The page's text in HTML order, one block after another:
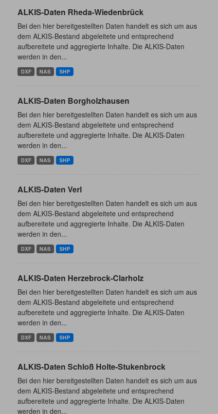
ALKIS-Daten Rheda-Wiedenbrück
Bei den hier bereitgestellten Daten handelt es sich um aus
dem ALKIS-Bestand abgeleitete und entsprechend
aufbereitete und aggregierte Inhalte. Die ALKIS-Daten
werden in den...
DXF NAS SHP
ALKIS-Daten Borgholzhausen
Bei den hier bereitgestellten Daten handelt es sich um aus
dem ALKIS-Bestand abgeleitete und entsprechend
aufbereitete und aggregierte Inhalte. Die ALKIS-Daten
werden in den...
DXF NAS SHP
ALKIS-Daten Verl
Bei den hier bereitgestellten Daten handelt es sich um aus
dem ALKIS-Bestand abgeleitete und entsprechend
aufbereitete und aggregierte Inhalte. Die ALKIS-Daten
werden in den...
DXF NAS SHP
ALKIS-Daten Herzebrock-Clarholz
Bei den hier bereitgestellten Daten handelt es sich um aus
dem ALKIS-Bestand abgeleitete und entsprechend
aufbereitete und aggregierte Inhalte. Die ALKIS-Daten
werden in den...
DXF NAS SHP
ALKIS-Daten Schloß Holte-Stukenbrock
Bei den hier bereitgestellten Daten handelt es sich um aus
dem ALKIS-Bestand abgeleitete und entsprechend
aufbereitete und aggregierte Inhalte. Die ALKIS-Daten
werden in den...